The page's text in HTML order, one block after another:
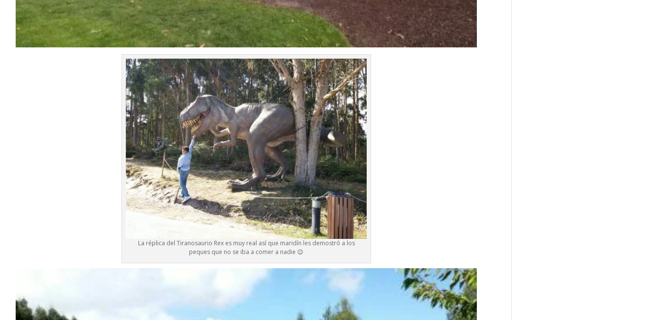
La réplica del Tiranosaurio Rex es muy real así que maridín les demostró a los
peques que no se iba a comer a nadie 😉